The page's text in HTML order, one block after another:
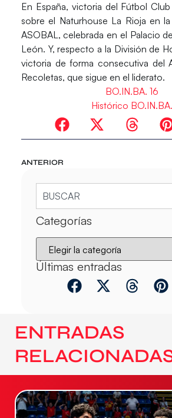
En España, victoria del Fútbol
sobre el Naturhouse La Rioja en
ASOBAL, celebrada en el Palacio
León. Y, respecto a la División de
victoria de forma consecutiva del
Recoletas, que sigue en el liderato.
BO.IN.BA. 16
Histórico BO.IN.BA.
ANTERIOR
Categorías
Últimas entradas
ENTRADAS